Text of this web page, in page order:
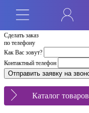
Сделать заказ
по телефону
Как Вас зовут?
Контактный телефон
Каталог товаров